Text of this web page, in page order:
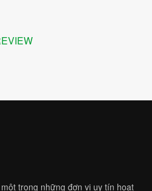
trong những đơn vị uy tín hoạt